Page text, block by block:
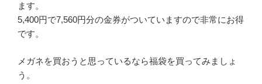
ます。
5,400円で7,560円分の金券がついていますので非常にお得
です。
メガネを買おうと思っているなら福袋を買ってみましょ
う。